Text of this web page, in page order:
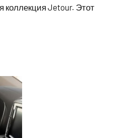
коллекция Jetour. Этот